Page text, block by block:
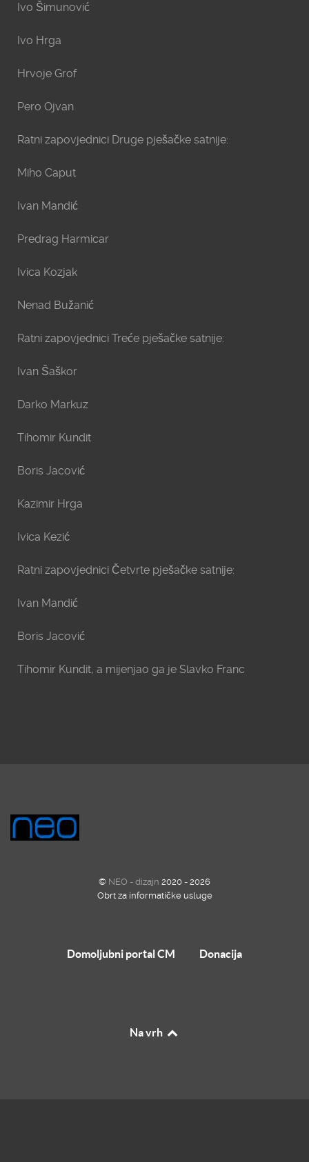
Ivo Šimunović
Ivo Hrga
Hrvoje Grof
Pero Ojvan
Ratni zapovjednici Druge pješačke satnije:
Miho Caput
Ivan Mandić
Predrag Harmicar
Ivica Kozjak
Nenad Bužanić
Ratni zapovjednici Treće pješačke satnije:
Ivan Šaškor
Darko Markuz
Tihomir Kundit
Boris Jacović
Kazimir Hrga
Ivica Kezić
Ratni zapovjednici Četvrte pješačke satnije:
Ivan Mandić
Boris Jacović
Tihomir Kundit, a mijenjao ga je Slavko Franc
© NEO - dizajn 2020 - 2026
Obrt za informatičke usluge
Domoljubni portal CM Donacija
Na vrh